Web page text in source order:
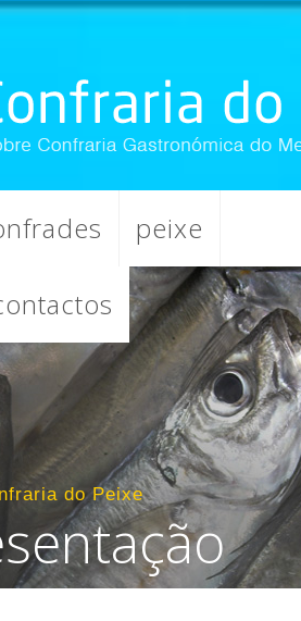
peixe
do Peixe